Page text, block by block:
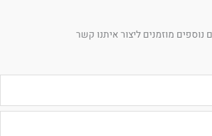
נוספים מוזמנים ליצור איתנו קשר